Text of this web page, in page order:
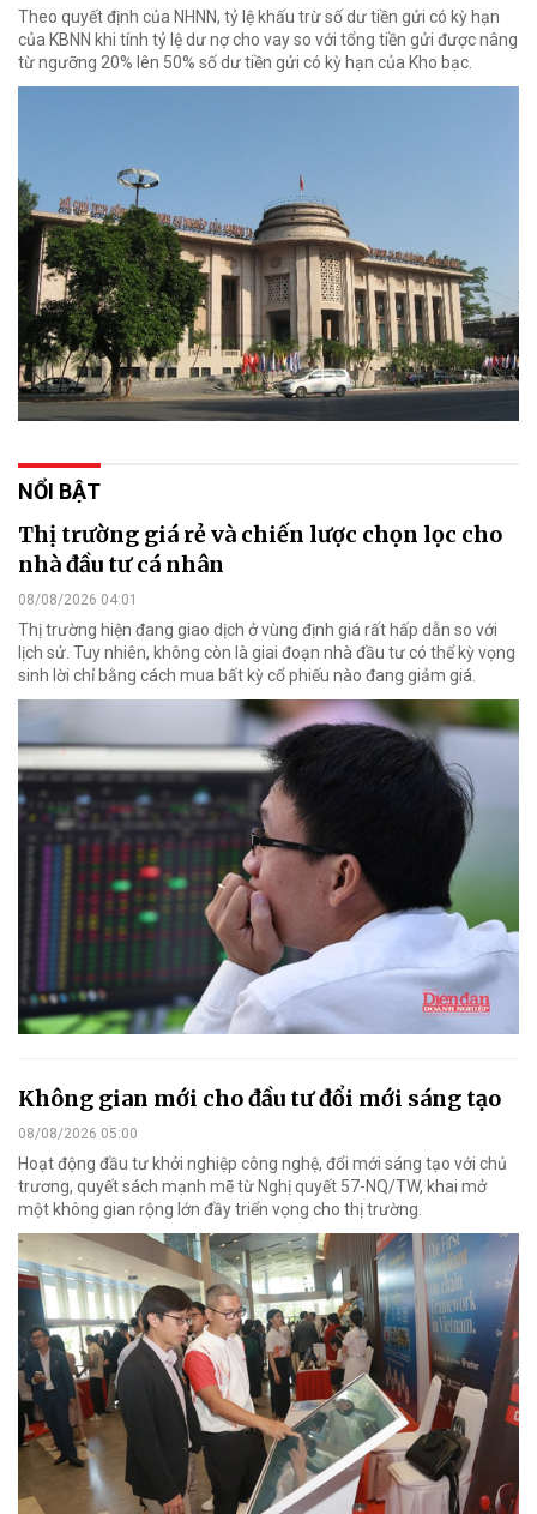
Theo quyết định của NHNN, tỷ lệ khấu trừ số dư tiền gửi có kỳ hạn
của KBNN khi tính tỷ lệ dư nợ cho vay so với tổng tiền gửi được nâng
từ ngưỡng 20% lên 50% số dư tiền gửi có kỳ hạn của Kho bạc.
NỔI BẬT
Thị trường giá rẻ và chiến lược chọn lọc cho
nhà đầu tư cá nhân
08/08/2026 04:01
Thị trường hiện đang giao dịch ở vùng định giá rất hấp dẫn so với
lịch sử. Tuy nhiên, không còn là giai đoạn nhà đầu tư có thể kỳ vọng
sinh lời chỉ bằng cách mua bất kỳ cổ phiếu nào đang giảm giá.
Không gian mới cho đầu tư đổi mới sáng tạo
08/08/2026 05:00
Hoạt động đầu tư khởi nghiệp công nghệ, đổi mới sáng tạo với chủ
trương, quyết sách mạnh mẽ từ Nghị quyết 57-NQ/TW, khai mở
một không gian rộng lớn đầy triển vọng cho thị trường.